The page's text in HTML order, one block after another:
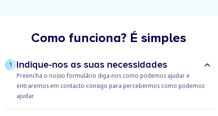
Como funciona? É simples
1 Indique-nos as suas necessidades
Preencha o nosso formulário diga-nos como podemos ajudar e
entraremos em contacto consigo para percebermos como podemos
ajudar.